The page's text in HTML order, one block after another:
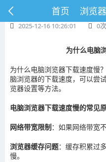
首页 浏览器
2025-12-16 10:26:01 0次
为什么电脑
为什么电脑浏览器下载速度慢
脑浏览器的下载速度，可以尝
览器设置等方法。
电脑浏览器下载速度慢的常见原
网络带宽限制：如果网络带宽
浏览器缓存问题：缓存积累过
慢。